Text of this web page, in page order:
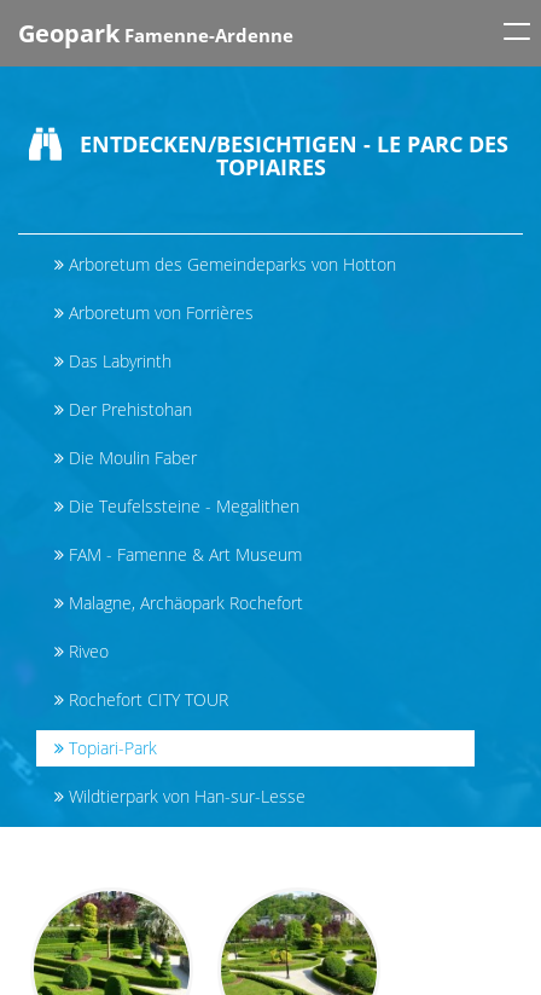
Geopark Famenne-Ardenne
ENTDECKEN/BESICHTIGEN - LE PARC DES
TOPIAIRES
Arboretum des Gemeindeparks von Hotton
Arboretum von Forrières
Das Labyrinth
Der Prehistohan
Die Moulin Faber
Die Teufelssteine - Megalithen
FAM - Famenne & Art Museum
Malagne, Archäopark Rochefort
Riveo
Rochefort CITY TOUR
Topiari-Park
Wildtierpark von Han-sur-Lesse